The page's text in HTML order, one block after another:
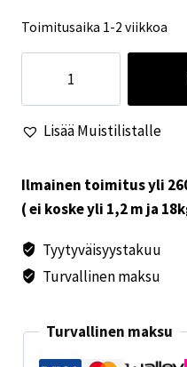
Toimitusaika 1-2 viikkoa
täysmodioitu
siniaalto
invertteri
1500W
USB
Lisää Muistilistalle
Ilmainen toimitus yli
( ei koske yli 1,2 m ja
Tyytyväisyystakuu
Turvallinen maksu
Turvallinen maksu